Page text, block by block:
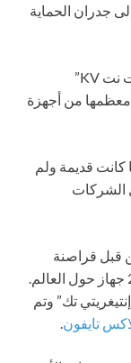
جدران الحماية
تمثل شبكة سرية أخرى، المعروفة باسم “بوت نت KV”
معظمها من أجهزة
كانت قديمة ولم
الشركات
الذين أصابوا أكثر من 200,000 جهاز حول العالم.
تك” وتم
تايفون